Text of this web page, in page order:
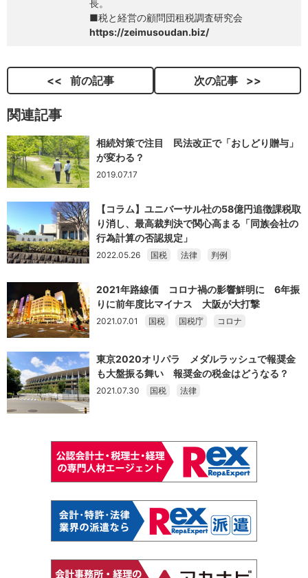
長。
■税と経営の顧問団租税調査研究会
https://zeimusoudan.biz/
前の記事 次の記事
関連記事
相続対策で注目 民法改正で「おしどり贈与」
が変わる？
2019.07.17
【コラム】ユニバーサル社の58億円追徴課税取
り消し、最高裁判決で関心高まる「同族会社の
行為計算の否認規定」
2022.05.26 国税 法律 判例
2021年路線価 コロナ禍の影響鮮明に 6年振
りに前年度比マイナス 大阪が大打撃
2021.07.01 国税 国税庁 コロナ
東京2020オリパラ メダルラッシュで報奨金
も大盤振る舞い 報奨金の税金はどうなる？
2021.07.30 国税 法律